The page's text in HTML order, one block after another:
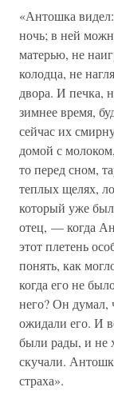
«Антошка видел:
ночь; в ней
матерью, не
колодца, не
двора. И печка,
зимнее время,
сейчас их
домой с
то перед сном,
теплых щелях,
который уже
отец, — когда
этот плетень
понять, как
когда его не
него? Он думал,
ожидали его. И
были рады, и не
скучали.
страха».